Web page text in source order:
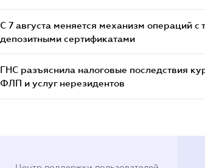
С 7 августа меняется механизм операций
депозитными сертификатами
ГНС разъяснила налоговые последствия
ФЛП и услуг нерезидентов